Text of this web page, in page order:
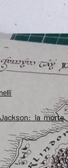
la morte